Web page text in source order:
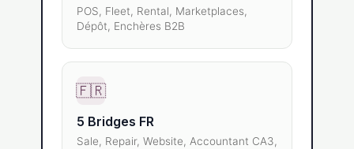
POS, Fleet, Rental, Marketplaces,
Dépôt, Enchères B2B
🇫🇷
5 Bridges FR
Sale, Repair, Website, Accountant CA3,